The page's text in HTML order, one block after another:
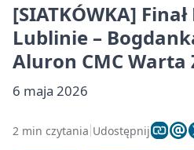
[SIATKÓWKA]
Lublinie –
Aluron CMC Warta
6 maja 2026
2 min czytania Udostępnij